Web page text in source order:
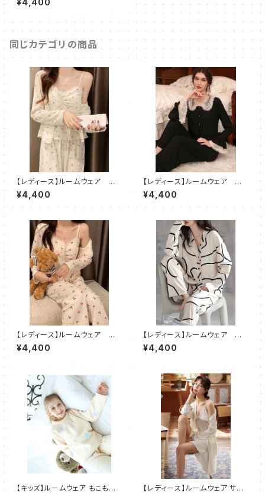
点セット SH507
¥4,400
同じカテゴリの商品
【レディース】ルームウェア 小
花柄 パジャマ 部屋着 3点
セット
¥4,400
【レディース】ルームウェア レ
ース パジャマ 部屋着 2点
セット
¥4,400
【レディース】ルームウェア チェ
リー柄 パジャマ 部屋着 3
点セット
¥4,400
【レディース】ルームウェア ア
ート柄 パジャマ 部屋着 2
点セット
¥4,400
【キッズ】ルームウェア もこもこ
【レディース】ルームウェア サテ